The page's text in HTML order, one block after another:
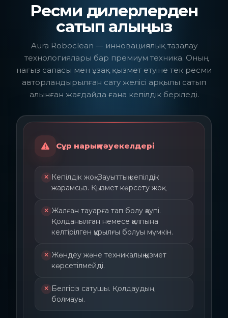
Ресми дилерлерден
сатып алыңыз
Aura Roboclean — инновациялық тазалау
технологиялары бар премиум техника. Оның
нағыз сапасы мен ұзақ қызмет етуіне тек ресми
авторландырылған сату желісі арқылы сатып
алынған жағдайда ғана кепілдік беріледі.
Сұр нарық тәуекелдері
Кепілдік жоқ. Зауыттық кепілдік
жарамсыз. Қызмет көрсету жоқ.
Жалған тауарға тап болу қаупі.
Қолданылған немесе қалпына
келтірілген құрылғы болуы мүмкін.
Жөндеу және техникалық қызмет
көрсетілмейді.
Белгісіз сатушы. Қолдаудың
болмауы.